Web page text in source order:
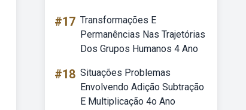
#17 Transformações E
Permanências Nas Trajetórias
Dos Grupos Humanos 4 Ano
#18 Situações Problemas
Envolvendo Adição Subtração
E Multiplicação 4o Ano